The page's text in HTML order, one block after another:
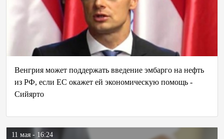
Венгрия может поддержать введение эмбарго на нефть
из РФ, если ЕС окажет ей экономическую помощь -
Сийярто
11 мая - 16:24